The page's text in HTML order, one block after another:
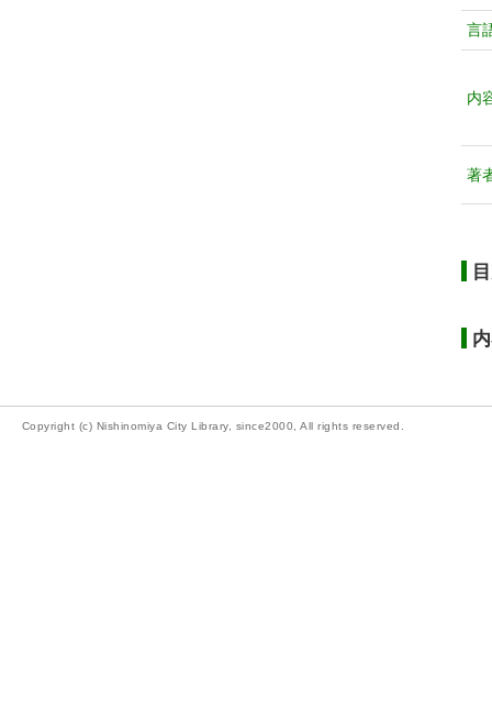
言
内
著
Copyright (c) Nishinomiya City Library, since2000, All rights reserved.